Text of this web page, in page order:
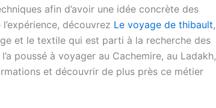
afin d’avoir une idée concrète des
découvrez Le voyage de thibault,
et le textile qui est parti à la recherche des
poussé à voyager au Cachemire, au Ladakh,
et découvrir de plus près ce métier